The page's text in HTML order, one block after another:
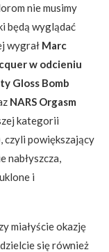
nie musimy
będą wyglądać
wygrał Marc
w odcieniu
Gloss Bomb
NARS Orgasm
kategorii
czyli powiększający
nabłyszcza,
i
miałyście okazję
się również